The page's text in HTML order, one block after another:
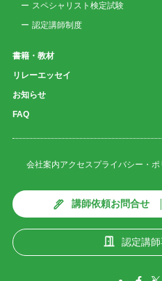
スペシャリスト検定試験
認定講師制度
書籍・教材
リレーエッセイ
お知らせ
FAQ
会社案内アクセスプライバシー・ポ
講師依頼お問合せ
認定講